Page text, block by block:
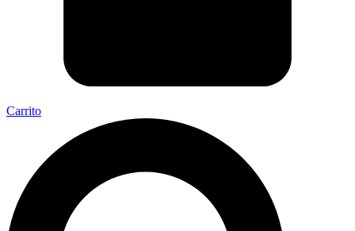
Carrito